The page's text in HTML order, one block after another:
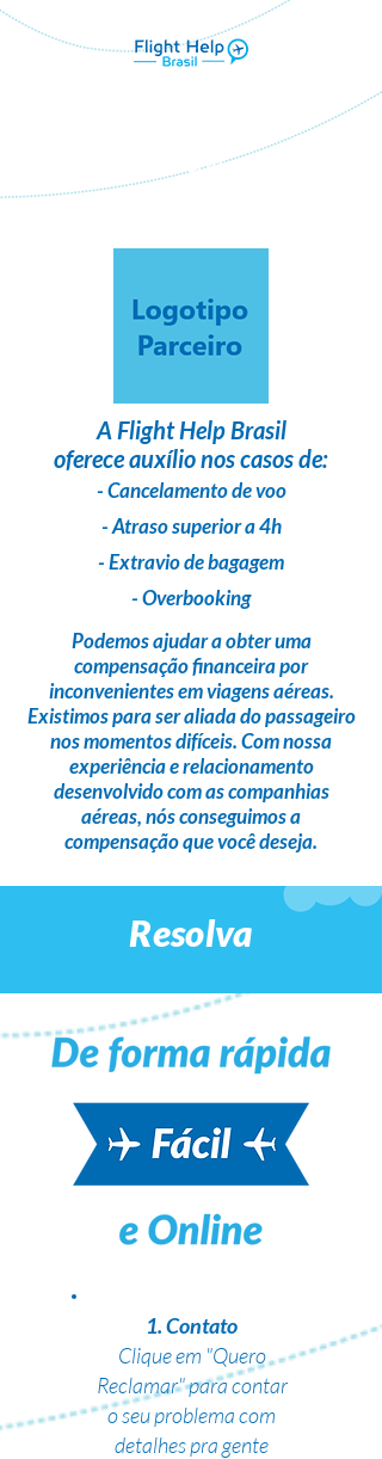
em parceria com
A Flight Help Brasil
oferece auxílio nos casos de:
- Cancelamento de voo
- Atraso superior a 4h
- Extravio de bagagem
- Overbooking
Podemos ajudar a obter uma
compensação financeirapor
inconvenientes em viagens aéreas.
Existimos para seraliada do passageiro
nos momentos difíceis. Com nossa
experiência e relacionamento
desenvolvido com as companhias
aéreas,nós conseguimos a
compensação que você deseja.
Resolva
1. Contato
Clique em "Quero
Reclamar" para contar
o seu problema com
detalhes pra gente